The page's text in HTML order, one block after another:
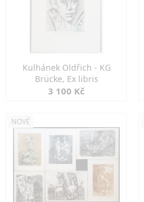
Kulhánek Oldřich - KG
Brücke, Ex libris
3 100 Kč
NOVÉ